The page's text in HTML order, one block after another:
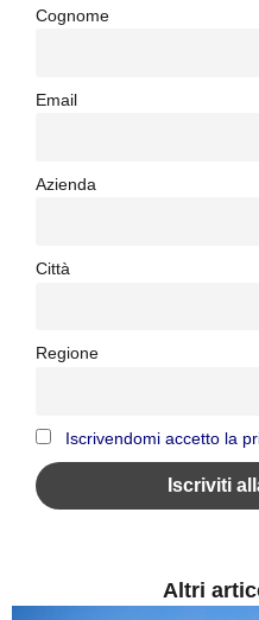
Cognome
Email
Azienda
Città
Regione
Iscrivendomi accetto la
Altri